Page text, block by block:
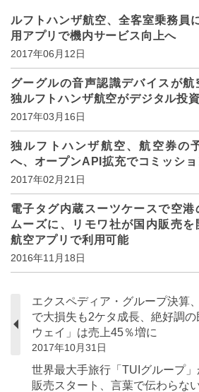
ルフトハンザ航空、全客室乗務員
用アプリで機内サービス向上へ
2017年06月12日
グーグルの音声認識デバイスが航
独ルフトハンザ航空がデジタル投
2017年03月16日
独ルフトハンザ航空、航空券の
へ、オープンAPI拡充でコミッショ
2017年02月21日
電子タグ内蔵スーツケースで空港
ムーズに、リモワ社が国内販売
航空アプリで利用可能
2016年11月18日
エクスペディア・グループ決算
で大損失も2ケタ成長、絶好調
ウェイ」は売上45％増に
2017年10月31日
世界最大手旅行「TUIグループ
販売スタート、言葉で伝わらな